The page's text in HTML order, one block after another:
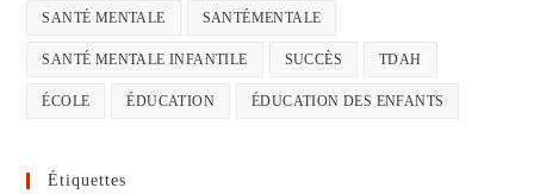
SANTÉ MENTALE SANTÉMENTALE
SANTÉ MENTALE INFANTILE SUCCÈS TDAH
ÉCOLE ÉDUCATION ÉDUCATION DES ENFANTS
Étiquettes